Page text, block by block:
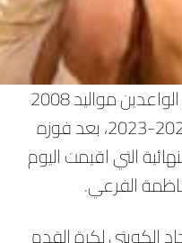
توج نادي الكويت بلقب كأس الواعدين مواليد 2008
– 2009 للموسم الرياضي 2022-2023، بعد فوزه
النهائية التي اقيمت اليوم
الفرعي.
الكويتي لكرة القدم